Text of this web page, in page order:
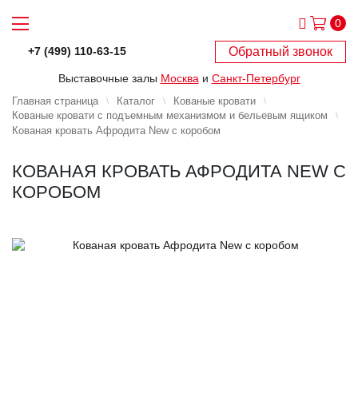
0
+7 (499) 110-63-15 Обратный звонок
Выставочные залы Москва и Санкт-Петербург
Главная страница Каталог
Кованые кровати
Кованые кровати с подъемным механизмом и бельевым ящиком
Кованая кровать Афродита New с коробом
КОВАНАЯ КРОВАТЬ АФРОДИТА NEW С
КОРОБОМ